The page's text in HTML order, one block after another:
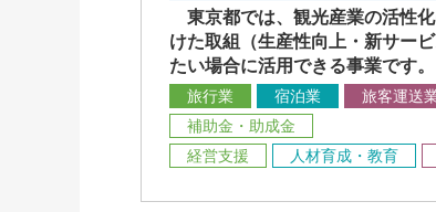
東京都では、観光産業の活性
けた取組（生産性向上・新サー
たい場合に活用できる事業です。
旅行業 宿泊業 旅客運送
補助金・助成金
経営支援
人材育成・教育